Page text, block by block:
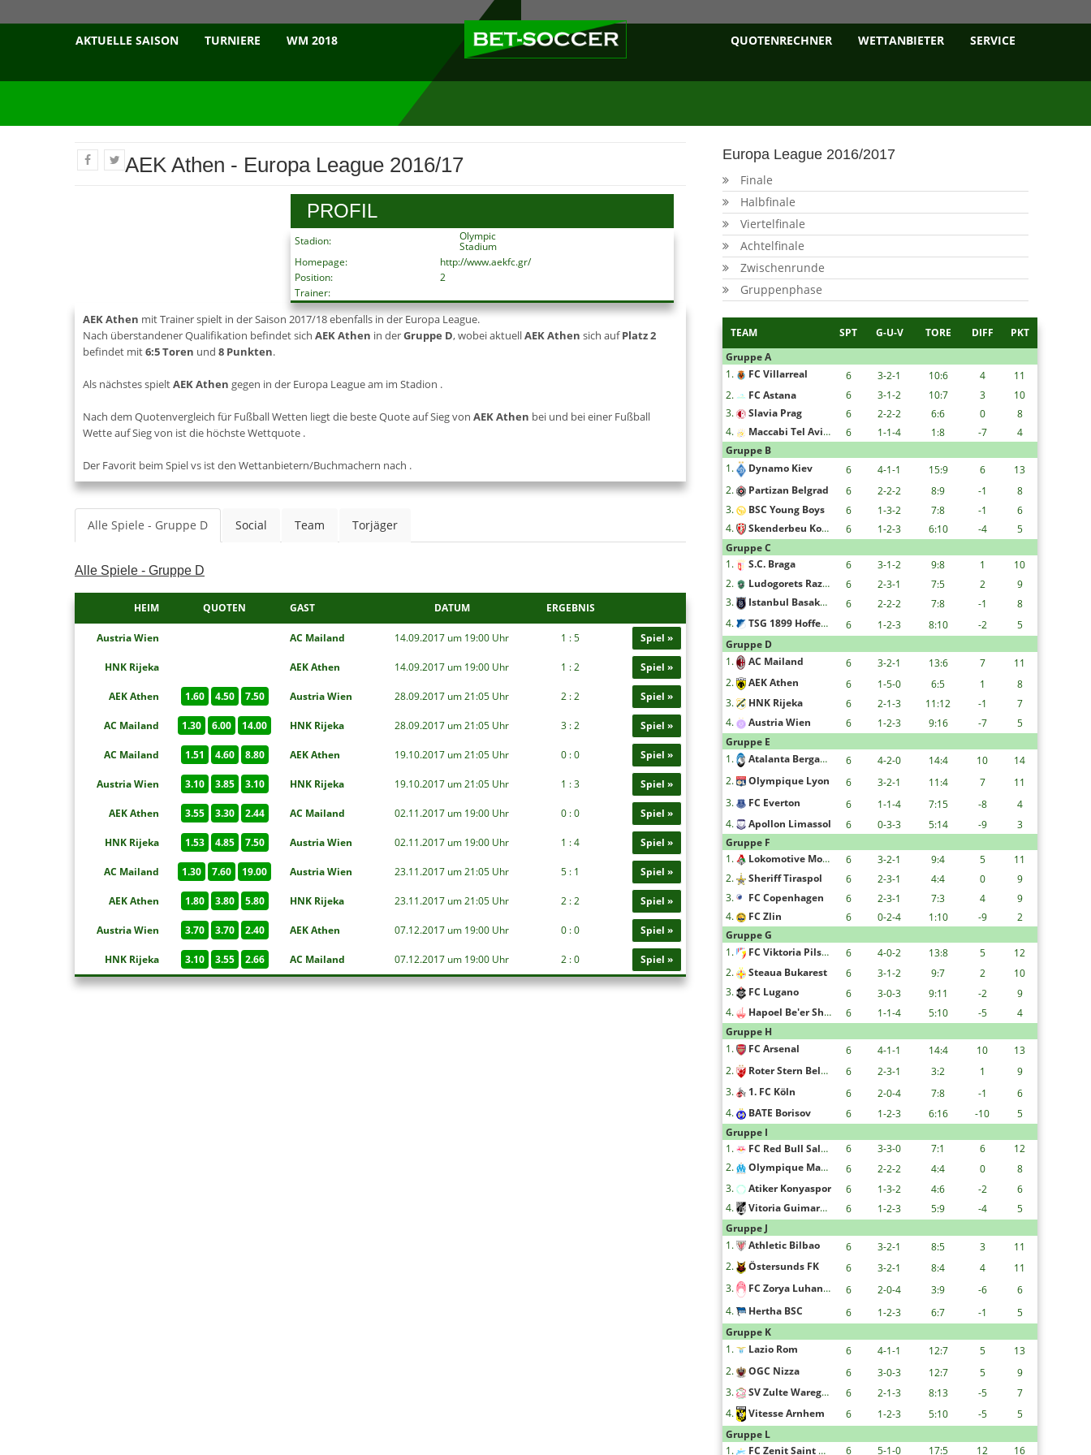
AKTUELLE SAISON TURNIERE WM 2018 QUOTENRECHNER WETTANBIETER SERVICE
AEK Athen - Europa League 2016/17
PROFIL
Stadion: Olympic
Stadium
Homepage:
http://www.aekfc.gr/
Position:
2
Trainer:
AEK Athen mit Trainerspielt in der Saison 2017/18 ebenfalls in der Europa League.
Nach überstandener Qualifikation befindet sich AEK Athen in derGruppe D, wobei aktuellAEK Athen sich aufPlatz 2
befindet mit6:5 Toren und 8 Punkten.
Als nächstes spieltAEK Athen gegen in der Europa League am im Stadion .
Nach dem Quotenvergleich für Fußball Wetten liegt die beste Quote auf Sieg von AEK Athen bei und bei einer Fußball
Wette auf Sieg von ist die höchste Wettquote .
Der Favorit beim Spielvs ist den Wettanbietern/Buchmachern nach .
Alle Spiele - Gruppe D Social Team Torjäger
Alle Spiele - Gruppe D
HEIM QUOTEN GAST DATUM ERGEBNIS
Austria Wien AC Mailand 14.09.2017 um 19:00 Uhr 1 : 5 Spiel »
HNK Rijeka AEK Athen 14.09.2017 um 19:00 Uhr 1 : 2 Spiel »
AEK Athen 1.60 4.50 7.50 Austria Wien 28.09.2017 um 21:05 Uhr 2 : 2 Spiel »
AC Mailand 1.30 6.00 14.00 HNK Rijeka 28.09.2017 um 21:05 Uhr 3 : 2 Spiel »
AC Mailand 1.51 4.60 8.80 AEK Athen 19.10.2017 um 21:05 Uhr 0 : 0 Spiel »
Austria Wien 3.10 3.85 3.10 HNK Rijeka 19.10.2017 um 21:05 Uhr 1 : 3 Spiel »
AEK Athen 3.55 3.30 2.44 AC Mailand 02.11.2017 um 19:00 Uhr 0 : 0 Spiel »
HNK Rijeka 1.53 4.85 7.50 Austria Wien 02.11.2017 um 19:00 Uhr 1 : 4 Spiel »
AC Mailand 1.30 7.60 19.00 Austria Wien 23.11.2017 um 21:05 Uhr 5 : 1 Spiel »
AEK Athen 1.80 3.80 5.80 HNK Rijeka 23.11.2017 um 21:05 Uhr 2 : 2 Spiel »
Austria Wien 3.70 3.70 2.40 AEK Athen 07.12.2017 um 19:00 Uhr 0 : 0 Spiel »
HNK Rijeka 3.10 3.55 2.66 AC Mailand 07.12.2017 um 19:00 Uhr 2 : 0 Spiel »
Europa League 2016/2017
Finale
Halbfinale
Viertelfinale
Achtelfinale
Zwischenrunde
Gruppenphase
TEAM SPT G-U-V TORE DIFF
PKT
Gruppe A
1.
FC Villarreal 6 3-2-1 10:6 4
11
2.
FC Astana 6 3-1-2 10:7 3
10
3.
Slavia Prag 6 2-2-2 6:6 0
8
4.
Maccabi Tel Aviv F.C. 6 1-1-4 1:8 -7
4
Gruppe B
1.
Dynamo Kiev 6 4-1-1 15:9 6
13
2.
Partizan Belgrad 6 2-2-2 8:9 -1
8
3.
BSC Young Boys 6 1-3-2 7:8 -1
6
4.
Skenderbeu Korce 6 1-2-3 6:10 -4
5
Gruppe C
1.
S.C. Braga 6 3-1-2 9:8 1
10
2.
Ludogorets Razgrad 6 2-3-1 7:5 2
9
3.
Istanbul Basaksehir FK 6 2-2-2 7:8 -1
8
4.
TSG 1899 Hoffenheim 6 1-2-3 8:10 -2
5
Gruppe D
1.
AC Mailand 6 3-2-1 13:6 7
11
2.
AEK Athen 6 1-5-0 6:5 1
8
3.
HNK Rijeka 6 2-1-3 11:12 -1
7
4.
Austria Wien 6 1-2-3 9:16 -7
5
Gruppe E
1.
Atalanta Bergamo 6 4-2-0 14:4 10
14
2.
Olympique Lyon 6 3-2-1 11:4 7
11
3.
FC Everton 6 1-1-4 7:15 -8
4
4.
Apollon Limassol 6 0-3-3 5:14 -9
3
Gruppe F
1.
Lokomotive Moskau 6 3-2-1 9:4 5
11
2.
Sheriff Tiraspol 6 2-3-1 4:4 0
9
3.
FC Copenhagen 6 2-3-1 7:3 4
9
4.
FC Zlin 6 0-2-4 1:10 -9
2
Gruppe G
1.
FC Viktoria Pilsen 6 4-0-2 13:8 5
12
2.
Steaua Bukarest 6 3-1-2 9:7 2
10
3.
FC Lugano 6 3-0-3 9:11 -2
9
4.
Hapoel Be'er Sheva F.C. 6 1-1-4 5:10 -5
4
Gruppe H
1.
FC Arsenal 6 4-1-1 14:4 10
13
2.
Roter Stern Belgrad 6 2-3-1 3:2 1
9
3.
1. FC Köln 6 2-0-4 7:8 -1
6
4.
BATE Borisov 6 1-2-3 6:16 -10
5
Gruppe I
1.
FC Red Bull Salzburg 6 3-3-0 7:1 6
12
2.
Olympique Marseille 6 2-2-2 4:4 0
8
3.
Atiker Konyaspor 6 1-3-2 4:6 -2
6
4.
Vitoria Guimaraes 6 1-2-3 5:9 -4
5
Gruppe J
1.
Athletic Bilbao 6 3-2-1 8:5 3
11
2.
Östersunds FK 6 3-2-1 8:4 4
11
3.
FC Zorya Luhansk 6 2-0-4 3:9 -6
6
4.
Hertha BSC 6 1-2-3 6:7 -1
5
Gruppe K
1.
Lazio Rom 6 4-1-1 12:7 5
13
2.
OGC Nizza 6 3-0-3 12:7 5
9
3.
SV Zulte Waregem 6 2-1-3 8:13 -5
7
4.
Vitesse Arnhem 6 1-2-3 5:10 -5
5
Gruppe L
1.
FC Zenit Saint Petersburg 6 5-1-0 17:5 12 16